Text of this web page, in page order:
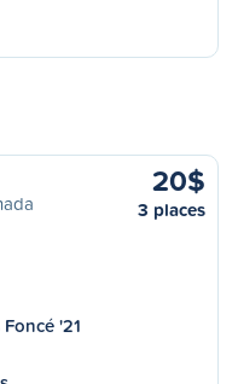
20$
3 places
'21